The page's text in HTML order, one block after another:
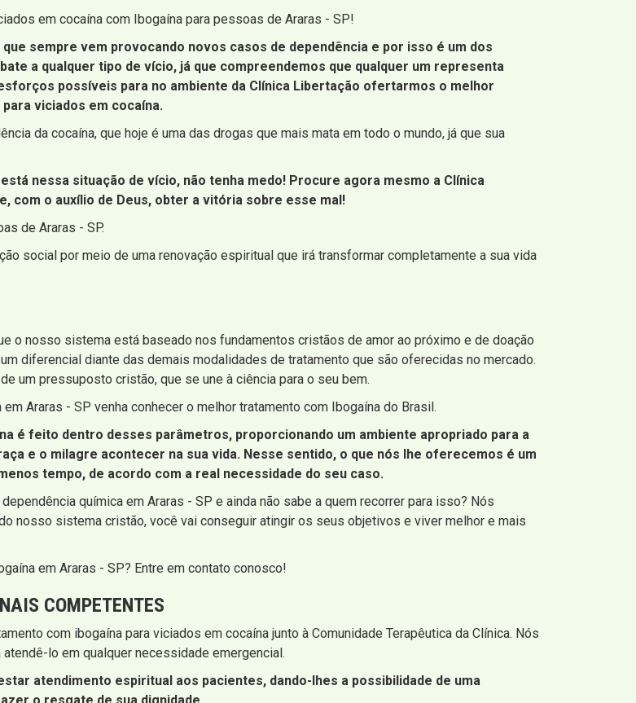
em cocaína com Ibogaína para pessoas de Araras - SP!
sempre vem provocando novos casos de dependência e por isso é um dos
a qualquer tipo de vício, já que compreendemos que qualquer um representa
possíveis para no ambiente da Clínica Libertação ofertarmos o melhor
viciados em cocaína.
da cocaína, que hoje é uma das drogas que mais mata em todo o mundo, já que sua
nessa situação de vício, não tenha medo! Procure agora mesmo a Clínica
com o auxílio de Deus, obter a vitória sobre esse mal!
de Araras - SP.
social por meio de uma renovação espiritual que irá transformar completamente a sua vida
o nosso sistema está baseado nos fundamentos cristãos de amor ao próximo e de doação
diferencial diante das demais modalidades de tratamento que são oferecidas no mercado.
um pressuposto cristão, que se une à ciência para o seu bem.
Araras - SP venha conhecer o melhor tratamento com Ibogaína do Brasil.
é feito dentro desses parâmetros, proporcionando um ambiente apropriado para a
e o milagre acontecer na sua vida. Nesse sentido, o que nós lhe oferecemos é um
tempo, de acordo com a real necessidade do seu caso.
química em Araras - SP e ainda não sabe a quem recorrer para isso? Nós
nosso sistema cristão, você vai conseguir atingir os seus objetivos e viver melhor e mais
em Araras - SP? Entre em contato conosco!
COMPETENTES
com ibogaína para viciados em cocaína junto à Comunidade Terapêutica da Clínica. Nós
lo em qualquer necessidade emergencial.
atendimento espiritual aos pacientes, dando-lhes a possibilidade de uma